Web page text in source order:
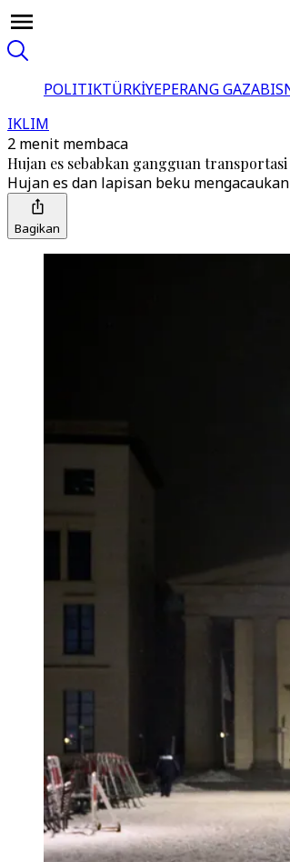
POLITIKTÜRKİYEPERANG GAZA
IKLIM
2 menit membaca
Hujan es sebabkan gangguan
Hujan es dan lapisan beku
Bagikan